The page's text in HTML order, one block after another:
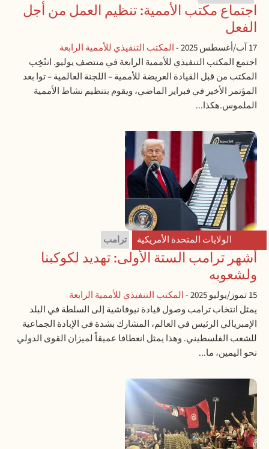
اجتماع مكتب الأممية: تنظيم العمل من أجل
الفعل
17 آب/أغسطس 2025 -المكتب التنفيذي للأممية الرابعة
اجتمع المكتب التنفيذي للأممية الرابعة في منتصف يوليو. انتُخِب
المكتب من قبل القيادة العريضة للأممية – اللجنة العالمية – توا بعد
المؤتمر الأخير في فبراير الماضي، ويقوم بتنظيم نشاط الأممية
الملموس.هكذا...
الولايات المتحدة الأمريكية ترامب
أشهر ترامب الستة الأولى: تهديد لكوكبنا
ولشعوبه
15 تموز/يوليو 2025 -المكتب التنفيذي للأممية الرابعة
يمثل انتخاب ترامب وصول قيادة نيوفاشية إلى السلطة في البلد
الإمبريالي الرئيس في العالم، المشارك بشدة في الإبادة الجماعية
للشعب الفلسطيني. وهذا يمثل انعطافا عميقاً لميزان القوى الدولي
نحو اليمين، ما...